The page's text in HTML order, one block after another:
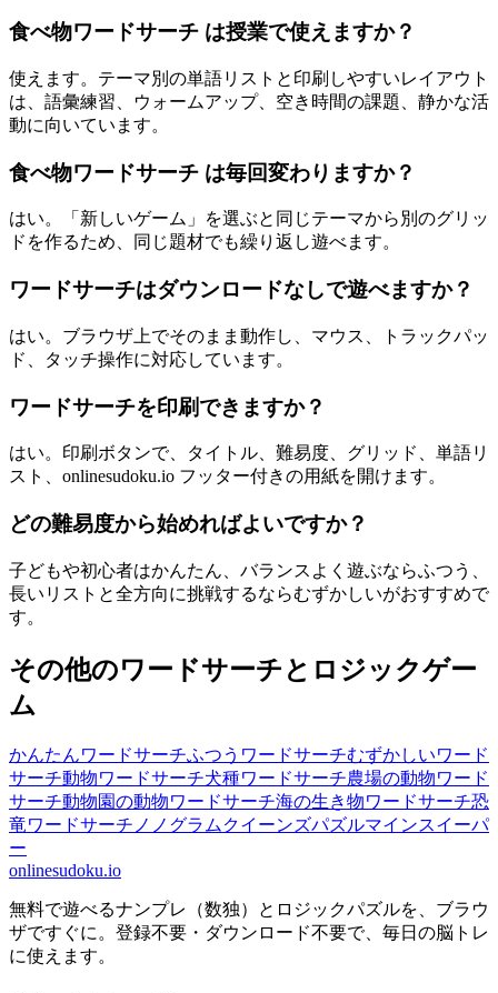
食べ物ワードサーチ は授業で使えますか？
使えます。テーマ別の単語リストと印刷しやすいレイアウト
は、語彙練習、ウォームアップ、空き時間の課題、静かな活
動に向いています。
食べ物ワードサーチ は毎回変わりますか？
はい。「新しいゲーム」を選ぶと同じテーマから別のグリッ
ドを作るため、同じ題材でも繰り返し遊べます。
ワードサーチはダウンロードなしで遊べますか？
はい。ブラウザ上でそのまま動作し、マウス、トラックパッ
ド、タッチ操作に対応しています。
ワードサーチを印刷できますか？
はい。印刷ボタンで、タイトル、難易度、グリッド、単語リ
スト、onlinesudoku.io フッター付きの用紙を開けます。
どの難易度から始めればよいですか？
子どもや初心者はかんたん、バランスよく遊ぶならふつう、
長いリストと全方向に挑戦するならむずかしいがおすすめで
す。
その他のワードサーチとロジックゲー
ム
かんたんワードサーチふつうワードサーチむずかしいワード
サーチ動物ワードサーチ犬種ワードサーチ農場の動物ワード
サーチ動物園の動物ワードサーチ海の生き物ワードサーチ恐
竜ワードサーチ ノノグラムクイーンズパズルマインスイーパ
ー
onlinesudoku.io
無料で遊べるナンプレ（数独）とロジックパズルを、ブラウ
ザですぐに。登録不要・ダウンロード不要で、毎日の脳トレ
に使えます。